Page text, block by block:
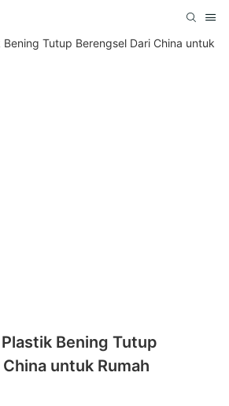
Bening Tutup
untuk Rumah